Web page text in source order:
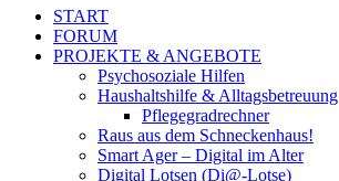
START
FORUM
PROJEKTE & ANGEBOTE
Psychosoziale Hilfen
Haushaltshilfe & Alltagsbetreuung
Pflegegradrechner
Raus aus dem Schneckenhaus!
Smart Ager – Digital im Alter
Digital Lotsen (Di@-Lotse)